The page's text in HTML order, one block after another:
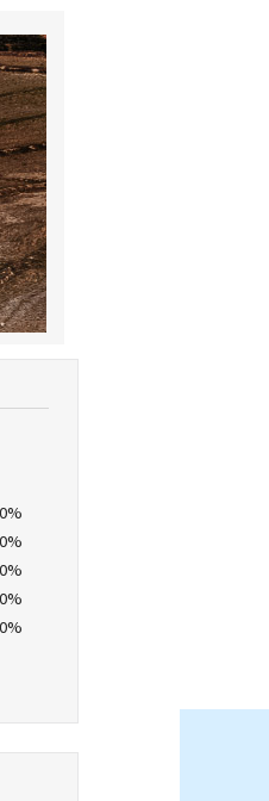
0%
0%
0%
0%
0%